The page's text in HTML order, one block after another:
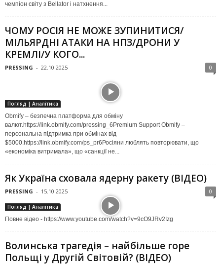
чемпіон світу з Bellator і натхнення...
ЧОМУ РОСІЯ НЕ МОЖЕ ЗУПИНИТИСЯ/
МІЛЬЯРДНІ АТАКИ НА НПЗ/ДРОНИ У
КРЕМЛІ/У КОГО...
PRESSING - 22.10.2025 0
Погляд | Аналітика
Obmify – безпечна платформа для обміну
валют.https://link.obmify.com/pressing_6Premium Support Obmify –
персональна підтримка при обмінах від
$5000.https://link.obmify.com/ps_pr6Росіяни люблять повторювати, що
«економіка витримала», що «санкції не...
Як Україна сховала ядерну ракету (ВІДЕО)
PRESSING - 15.10.2025 0
Погляд | Аналітика
Повне відео - https://www.youtube.com/watch?v=9cO9JRv2Izg
Волинська трагедія – найбільше горе
Польщі у Другій Світовій? (ВІДЕО)